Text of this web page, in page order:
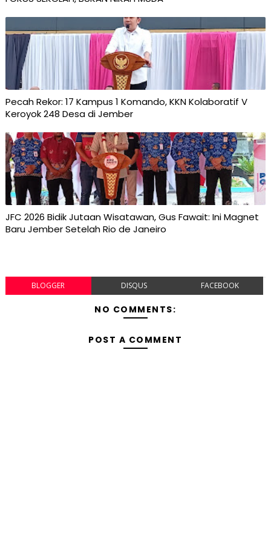
Pecah Rekor: 17 Kampus 1 Komando, KKN Kolaboratif V
Keroyok 248 Desa di Jember
JFC 2026 Bidik Jutaan Wisatawan, Gus Fawait: Ini Magnet
Baru Jember Setelah Rio de Janeiro
BLOGGER DISQUS FACEBOOK
NO COMMENTS:
POST A COMMENT